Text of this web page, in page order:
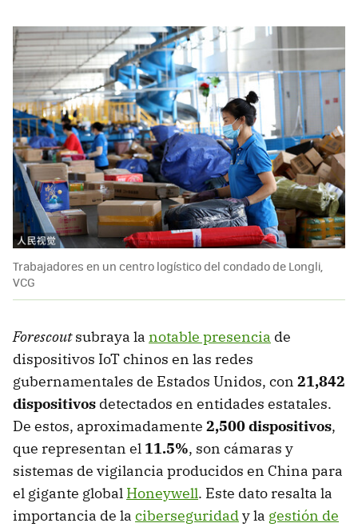
Trabajadores en un centro logístico del condado de Longli,
VCG
Forescoutsubraya la notable presencia de
dispositivos IoT chinos en las redes
gubernamentales de Estados Unidos, con 21,842
dispositivos detectados en entidades estatales.
De estos, aproximadamente 2,500 dispositivos,
que representan el 11.5%, son cámaras y
sistemas de vigilancia producidos en China para
el gigante global Honeywell. Este dato resalta la
importancia de la ciberseguridady la gestión de